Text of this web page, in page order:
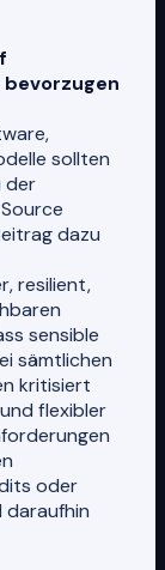
sollten
der
dazu
resilient,
sensible
sämtlichen
kritisiert
flexibler
oder
daraufhin